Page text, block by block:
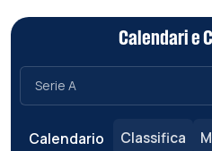
Calendari e
Calendario Classifica